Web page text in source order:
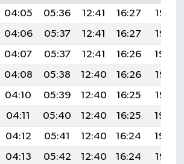
04:05 05:36 12:41 16:27
19:36
04:06 05:37 12:41 16:27
19:35
04:07 05:37 12:41 16:26
19:34
04:08 05:38 12:40 16:26
19:33
04:10 05:39 12:40 16:25
19:32
04:11 05:40 12:40 16:25
19:30
04:12 05:41 12:40 16:24
19:29
04:13 05:42 12:40 16:24
19:28